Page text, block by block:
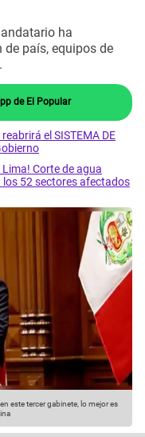
ha
país, equipos de
de El Popular
el SISTEMA DE
Lima! Corte de agua
los 52 sectores afectados
este tercer gabinete, lo mejor es